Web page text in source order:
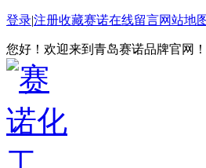
登录|注册收藏赛诺在线留言网站地
您好！欢迎来到青岛赛诺品牌官网！